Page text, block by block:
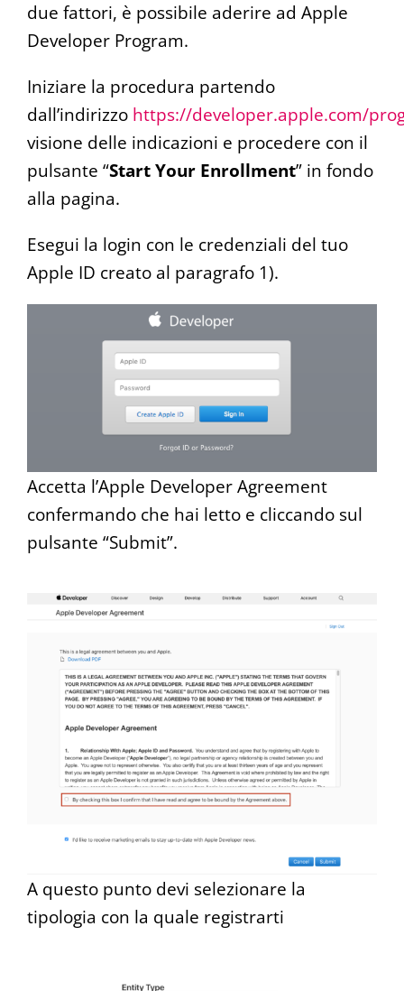
due fattori, è possibile aderire ad Apple
Developer Program.
Iniziare la procedura partendo
dall’indirizzo https://developer.apple.com/
visione delle indicazioni e procedere con il
pulsante “Start Your Enrollment” in fondo
alla pagina.
Esegui la login con le credenziali del tuo
Apple ID creato al paragrafo 1).
Accetta l’Apple Developer Agreement
confermando che hai letto e cliccando sul
pulsante “Submit”.
A questo punto devi selezionare la
tipologia con la quale registrarti